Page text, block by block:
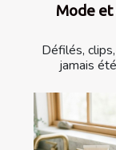
Mode
Défilés,
jamais